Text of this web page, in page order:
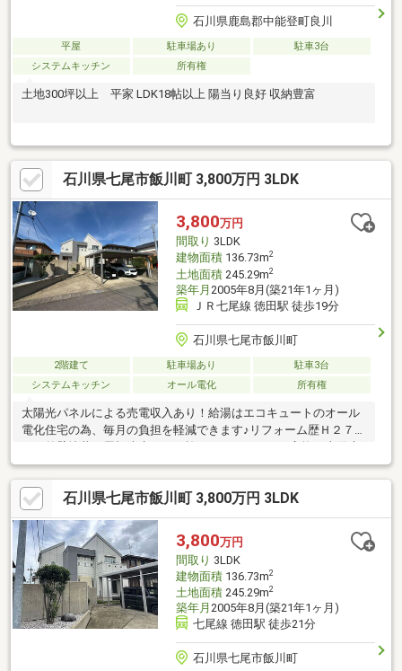
石川県鹿島郡中能登町良川
平屋 駐車場あり
駐車3台
システムキッチン
所有権
土地300坪以上 平家 LDK18帖以上 陽当り良好 収納豊富
石川県七尾市飯川町 3,800万円 3LDK
3,800万円
間取り 3LDK
建物面積136.73m2
土地面積245.29m2
築年月 2005年8月(築21年1ヶ月)
ＪＲ七尾線 徳田駅 徒歩19分
石川県七尾市飯川町
2階建て 駐車場あり
駐車3台
システムキッチン
オール電化 所有権
太陽光パネルによる売電収入あり！給湯はエコキュートのオール
電化住宅の為、毎月の負担を軽減できます♪リフォーム歴Ｈ２７年
発電システム、カーポート有
石川県七尾市飯川町 3,800万円 3LDK
3,800万円
間取り 3LDK
建物面積136.73m2
土地面積245.29m2
築年月 2005年8月(築21年1ヶ月)
七尾線 徳田駅 徒歩21分
石川県七尾市飯川町